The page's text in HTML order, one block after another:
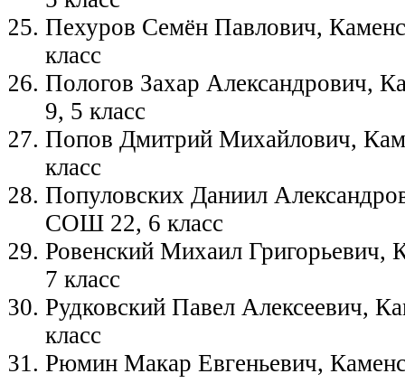
Пехуров Семён Павлович,
класс
Пологов Захар Александрович,
9, 5 класс
Попов Дмитрий Михайлович,
класс
Популовских Даниил
СОШ 22, 6 класс
Ровенский Михаил
7 класс
Рудковский Павел Алексеевич,
класс
Рюмин Макар Евгеньевич,